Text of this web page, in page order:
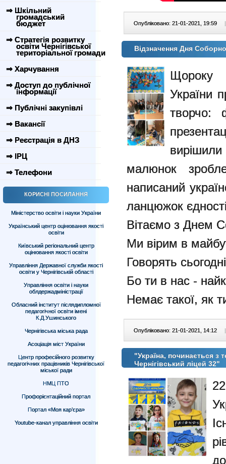
⇒ Шкільний
громадський
бюджет
⇒ Стратегія розвитку
освіти Чернігівської
територіальної громади
⇒ Харчування
⇒ Доступ до публічної
інформації
⇒ Публічні закупівлі
⇒ Вакансії
⇒ Реєстрація в ДНЗ
⇒ ІРЦ
⇒ Телефони
КОРИСНІ ПОСИЛАННЯ
Міністерство освіти і науки України
Український центр оцінювання якості
освіти
Київський регіональний центр
оцінювання якості освіти
Управління Державної служби якості
освіти у Чернігівській області
Управління освіти і науки
облдержадміністрації
Обласний інститут післядипломної
педагогічної освіти імені
К.Д.Ушинського
Чернігівська міська рада
Асоціація міст України
Центр професійного розвитку
педагогічних працівників Чернігівської
міської ради
НМЦ ПТО
Профорієнтаційний портал
Портал «Моя кар’єра»
Youtube-канал управління освіти
Опубліковано: 21-01-2021, 19:59 |
Відзначення Дня
Щороку
України
творчо:
вирішили
малюнок
написаний
ланцюжок
Вітаємо з Днем
Ми вірим в
Говорять
Бо ти в нас -
Немає такої, як
Опубліковано: 21-01-2021, 14:12 |
"Україна, починається з
Чернігівський ліцей 32"